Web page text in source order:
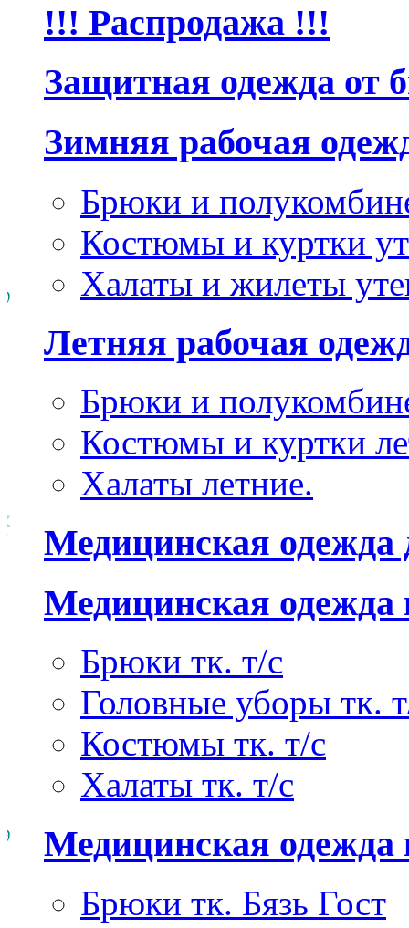
!!! Распродажа !!!
Защитная одежда от
Зимняя рабочая
Брюки и
Костюмы и куртки
Халаты и жилеты
Летняя рабочая
Брюки и
Костюмы и куртки
Халаты летние.
Медицинская
Медицинская одежда
Брюки тк. т/с
Головные уборы тк.
Костюмы тк. т/с
Халаты тк. т/с
Медицинская одежда
Брюки тк. Бязь Гост